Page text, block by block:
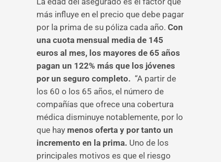
más influye en el precio que debe pagar
por la prima de su póliza cada año. Con
una cuota mensual media de 145
euros al mes, los mayores de 65 años
pagan un 122% más que los jóvenes
por un seguro completo. “A partir de
los 60 o los 65 años, el número de
compañías que ofrece una cobertura
médica disminuye notablemente, por lo
que hay menos oferta y por tanto un
incremento en la prima. Uno de los
principales motivos es que el riesgo